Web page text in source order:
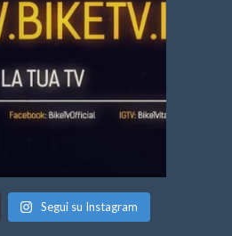
Segui su Instagram